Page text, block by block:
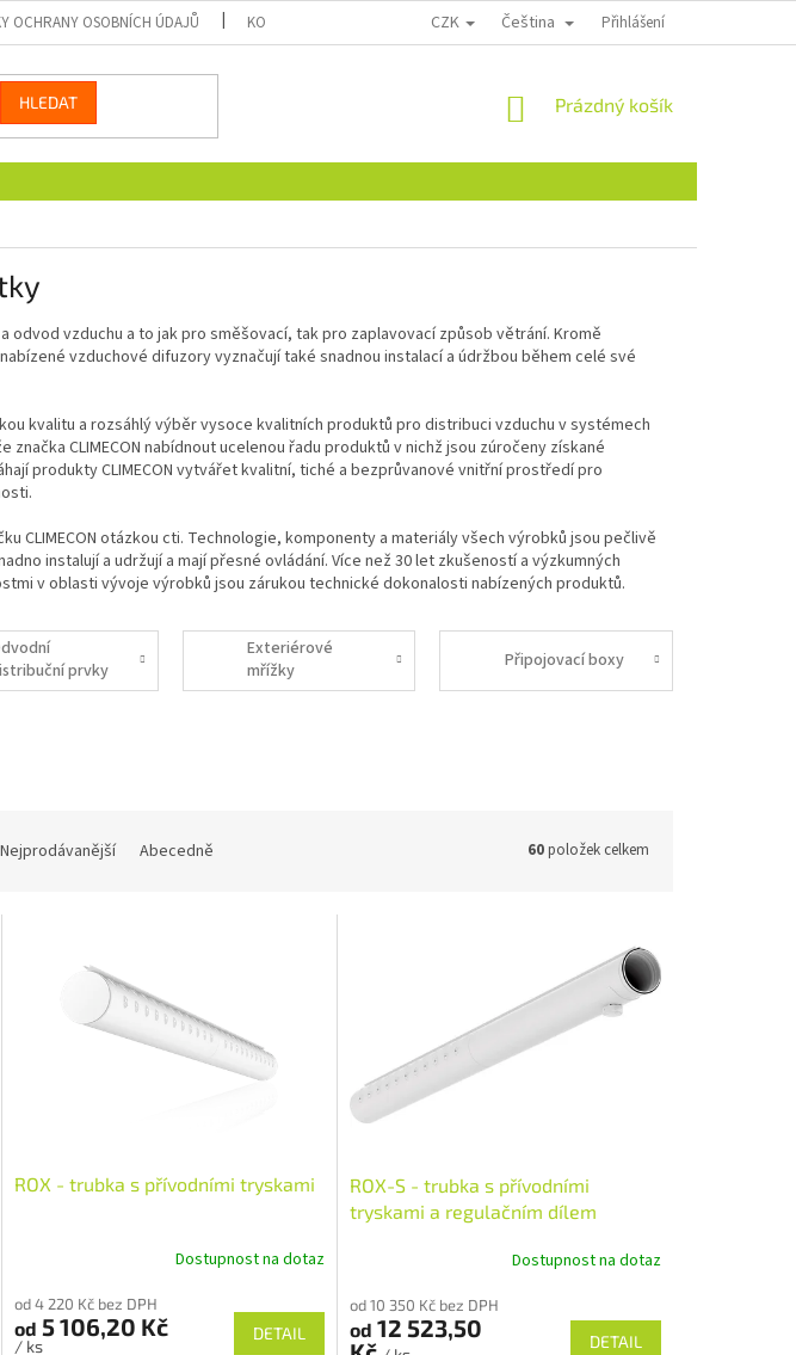
OCHRANY OSOBNÍCH ÚDAJŮ KONTAKTY CZK Čeština Přihlášení
HLEDAT
NÁKUPNÍ
Prázdný košík
vzduchu a to jak pro směšovací, tak pro zaplavovací způsob větrání. Kromě
vzduchové difuzory vyznačují také snadnou instalací a údržbou během celé své
kvalitu a rozsáhlý výběr vysoce kvalitních produktů pro distribuci vzduchu v systémech
CLIMECON nabídnout ucelenou řadu produktů v nichž jsou zúročeny získané
produkty CLIMECON vytvářet kvalitní, tiché a bezprůvanové vnitřní prostředí pro
CLIMECON otázkou cti. Technologie, komponenty a materiály všech výrobků jsou pečlivě
instalují a udržují a mají přesné ovládání. Více než 30 let zkušeností a výzkumných
v oblasti vývoje výrobků jsou zárukou technické dokonalosti nabízených produktů.
prvky
Exteriérové
mřížky
Připojovací boxy
Nejprodávanější Abecedně 60položek celkem
ROX - trubka s přívodními tryskami
Dostupnost na dotaz
od 4 220 Kč bez DPH
od 5 106,20 Kč
/ ks
DETAIL
ROX-S - trubka s přívodními
tryskami a regulačním dílem
Dostupnost na dotaz
od 10 350 Kč bez DPH
od 12 523,50
DETAIL